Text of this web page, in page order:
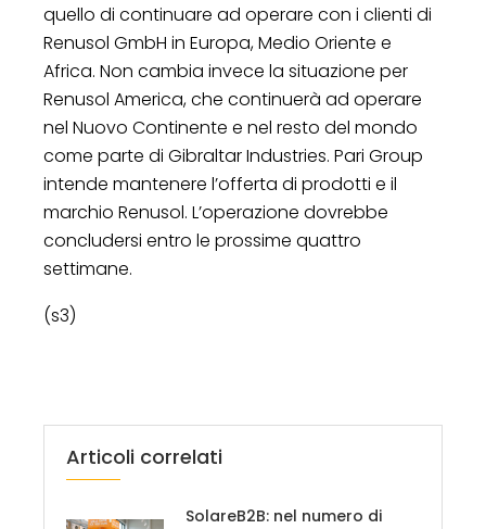
quello di continuare ad operare con i clienti di
Renusol GmbH in Europa, Medio Oriente e
Africa. Non cambia invece la situazione per
Renusol America, che continuerà ad operare
nel Nuovo Continente e nel resto del mondo
come parte di Gibraltar Industries. Pari Group
intende mantenere l’offerta di prodotti e il
marchio Renusol. L’operazione dovrebbe
concludersi entro le prossime quattro
settimane.
(s3)
Articoli correlati
SolareB2B: nel numero di